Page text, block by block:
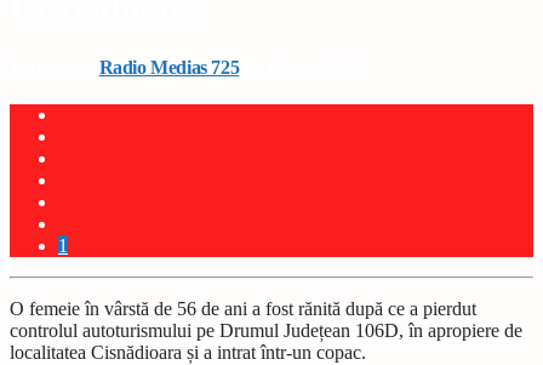
Radio Medias 725on 8 iunie 2026
1
O femeie în vârstă de 56 de ani a fost rănită după ce a pierdut
controlul autoturismului pe Drumul Județean 106D, în apropiere de
localitatea Cisnădioara și a intrat într-un copac.